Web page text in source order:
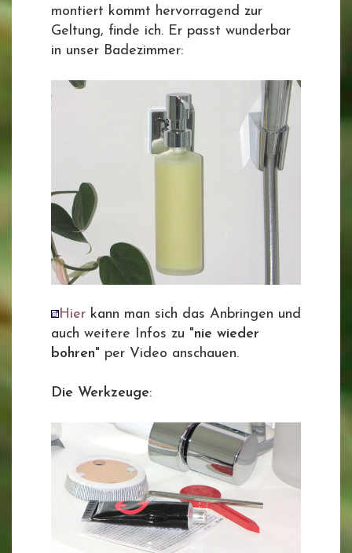
montiert kommt hervorragend zur
Geltung, finde ich. Er passt wunderbar
in unser Badezimmer:
Hier kann man sich das Anbringen und
auch weitere Infos zu "nie wieder
bohren" per Video anschauen.
Die Werkzeuge: